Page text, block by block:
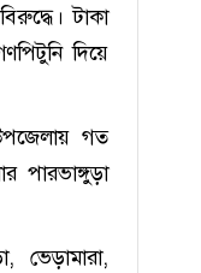
টাকা
দিয়ে
গত
পারভাঙ্গুড়া
ভেড়ামারা,